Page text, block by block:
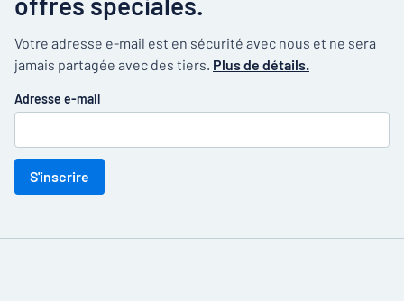
Votre adresse e-mail est en sécurité avec nous et ne sera
jamais partagée avec des tiers. Plus de détails.
Adresse e-mail
S'inscrire